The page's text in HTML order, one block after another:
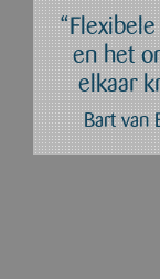
en het
elkaar
Bart van